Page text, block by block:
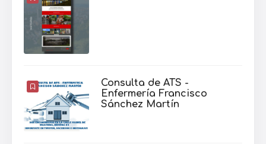
Consulta de ATS -
Enfermería Francisco
Sánchez Martín